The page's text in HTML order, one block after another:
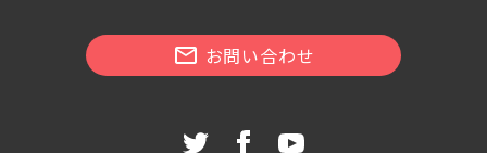
お問い合わせ